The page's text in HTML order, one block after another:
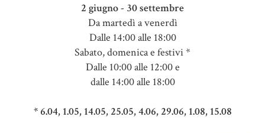
2 giugno - 30 settembre
Da martedì a venerdì
Dalle 14:00 alle 18:00
Sabato, domenica e festivi *
Dalle 10:00 alle 12:00 e
dalle 14:00 alle 18:00
* 6.04, 1.05, 14.05, 25.05, 4.06, 29.06, 1.08, 15.08